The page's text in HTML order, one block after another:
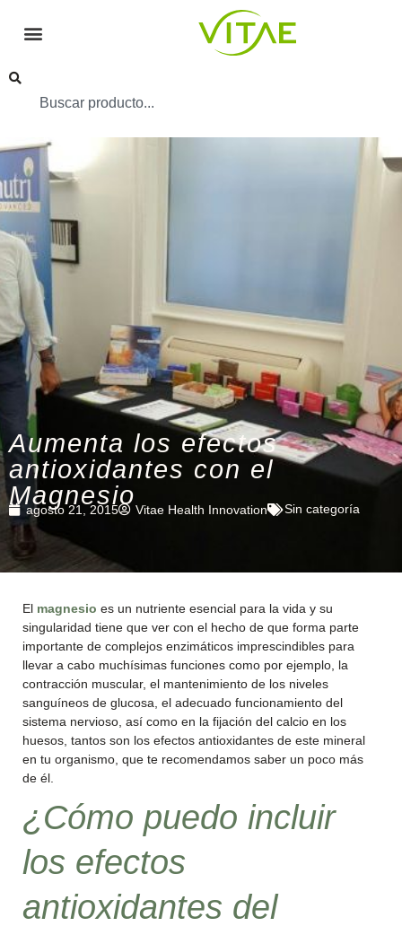
Aumenta los efectos
antioxidantes con el
Magnesio
agosto 21, 2015 Vitae Health Innovation Sin categoría
El magnesio es un nutriente esencial para la vida y su
singularidad tiene que ver con el hecho de que forma parte
importante de complejos enzimáticos imprescindibles para
llevar a cabo muchísimas funciones como por ejemplo, la
contracción muscular, el mantenimiento de los niveles
sanguíneos de glucosa, el adecuado funcionamiento del
sistema nervioso, así como en la fijación del calcio en los
huesos, tantos son los efectos antioxidantes de este mineral
en tu organismo, que te recomendamos saber un poco más
de él.
¿Cómo puedo incluir
los efectos
antioxidantes del